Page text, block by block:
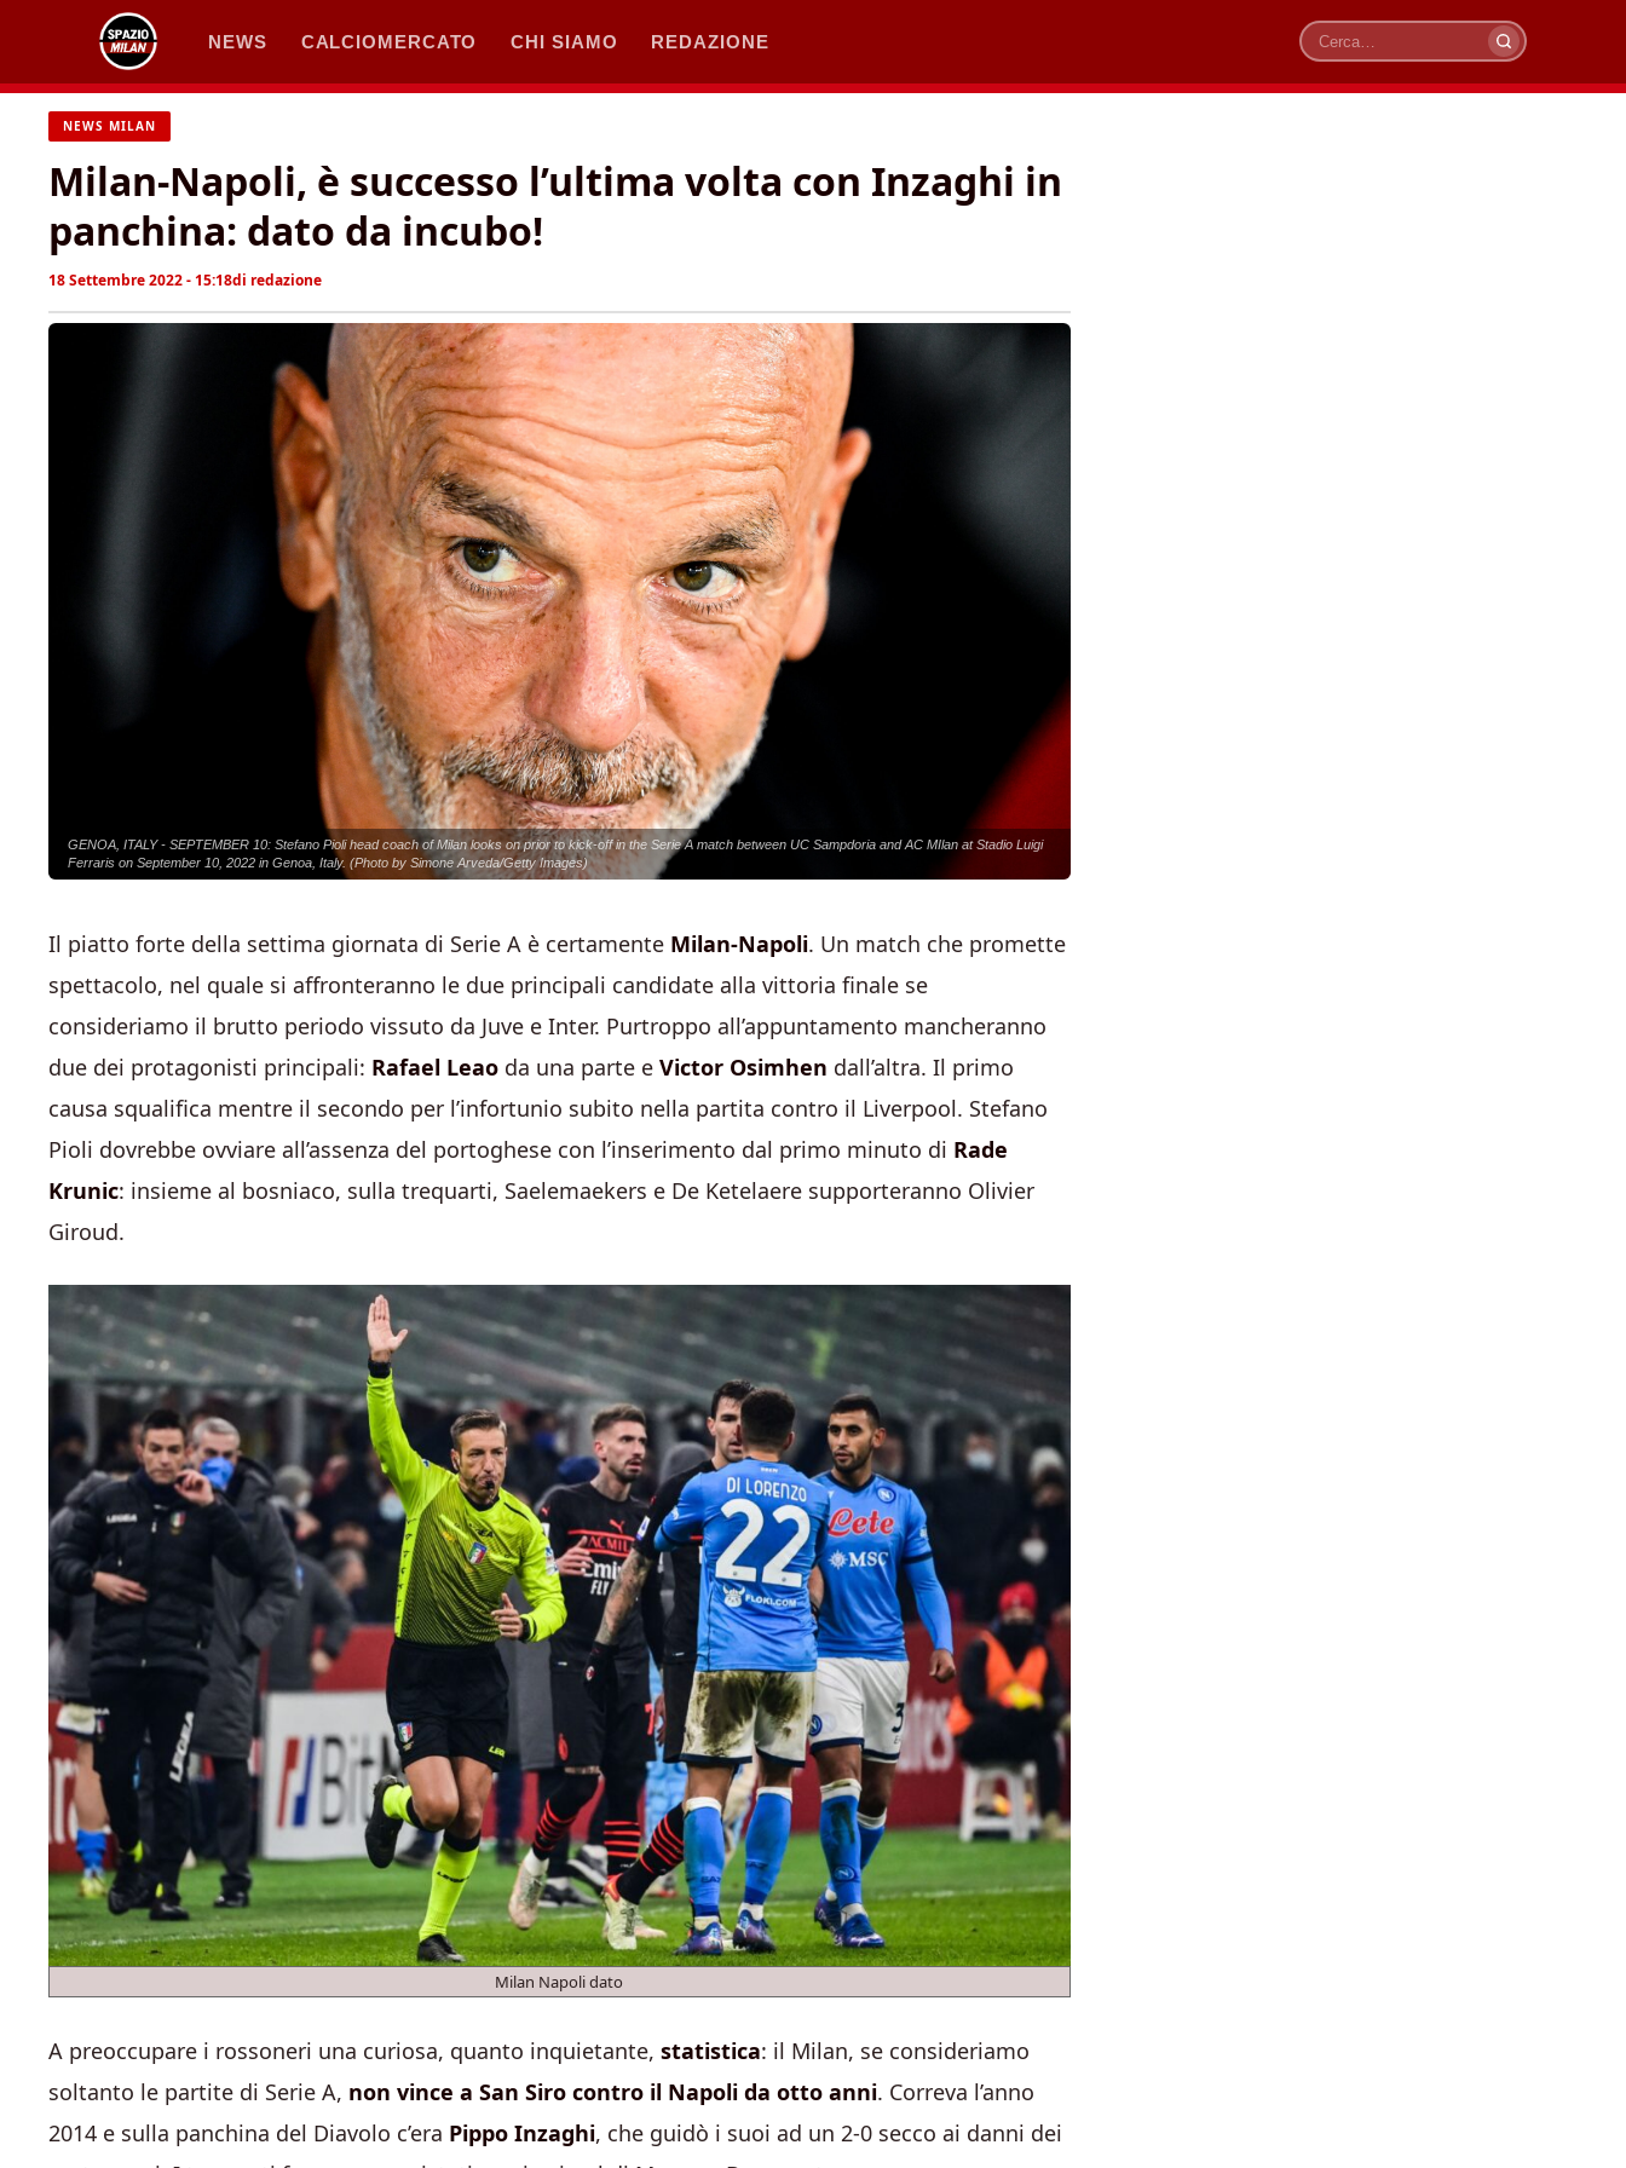
contenuto
NEWS CALCIOMERCATO CHI SIAMO REDAZIONE
Cerca
NEWS MILAN
Milan-Napoli, è successo l’ultima volta con Inzaghi in
panchina: dato da incubo!
18 Settembre 2022 - 15:18di redazione
GENOA, ITALY - SEPTEMBER 10: Stefano Pioli head coach of Milan looks on prior to kick-off in the Serie A match between UC Sampdoria and AC MIlan at Stadio Luigi
Ferraris on September 10, 2022 in Genoa, Italy. (Photo by Simone Arveda/Getty Images)
Il piatto forte della settima giornata di Serie A è certamente Milan-Napoli. Un match che promette
spettacolo, nel quale si affronteranno le due principali candidate alla vittoria finale se
consideriamo il brutto periodo vissuto da Juve e Inter. Purtroppo all’appuntamento mancheranno
due dei protagonisti principali: Rafael Leao da una parte e Victor Osimhen dall’altra. Il primo
causa squalifica mentre il secondo per l’infortunio subito nella partita contro il Liverpool. Stefano
Pioli dovrebbe ovviare all’assenza del portoghese con l’inserimento dal primo minuto di Rade
Krunic: insieme al bosniaco, sulla trequarti, Saelemaekers e De Ketelaere supporteranno Olivier
Giroud.
Milan Napoli dato
A preoccupare i rossoneri una curiosa, quanto inquietante, statistica: il Milan, se consideriamo
soltanto le partite di Serie A, non vince a San Siro contro il Napoli da otto anni. Correva l’anno
2014 e sulla panchina del Diavolo c’era Pippo Inzaghi, che guidò i suoi ad un 2-0 secco ai danni dei